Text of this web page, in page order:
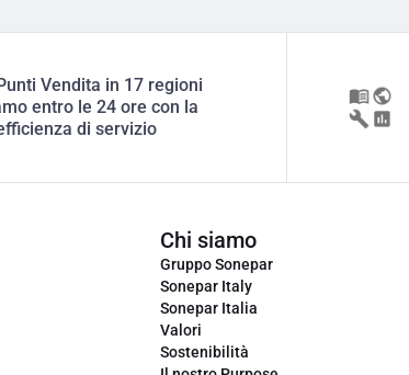
Vendita in 17 regioni
entro le 24 ore con la
di servizio
Chi siamo
Gruppo Sonepar
Sonepar Italy
Sonepar Italia
Valori
Sostenibilità